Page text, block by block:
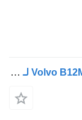
أسطوانة هيدروليكية Volvo B12M (01.99-) KS00001320 لـ الباصات Volvo B6, B7, B9, B10, B12 bus (1978-2011)